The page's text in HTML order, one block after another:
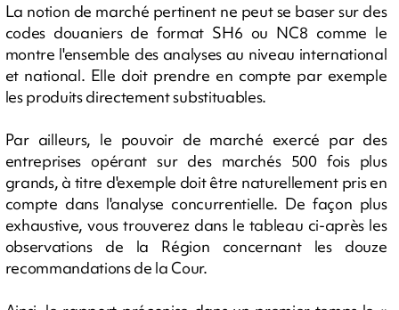
La notion de marché pertinent ne peut se baser sur des
codes douaniers de format SH6 ou NC8 comme le
montre l'ensemble des analyses au niveau international
et national. Elle doit prendre en compte par exemple
les produits directement substituables.
Par ailleurs, le pouvoir de marché exercé par des
entreprises opérant sur des marchés 500 fois plus
grands, à titre d'exemple doit être naturellement pris en
compte dans l'analyse concurrentielle. De façon plus
exhaustive, vous trouverez dans le tableau ci-après les
observations de la Région concernant les douze
recommandations de la Cour.